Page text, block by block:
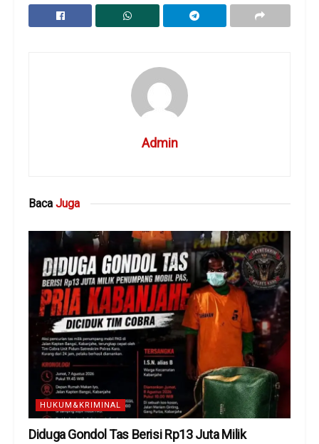
Admin
Baca Juga
HUKUM&KRIMINAL
Diduga Gondol Tas Berisi Rp13 Juta Milik